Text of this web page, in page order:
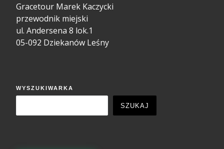
Gracetour Marek Kaczycki
przewodnik miejski
ul. Andersena 8 lok.1
05-092 Dziekanów Leśny
WYSZUKIWARKA
SZUKAJ